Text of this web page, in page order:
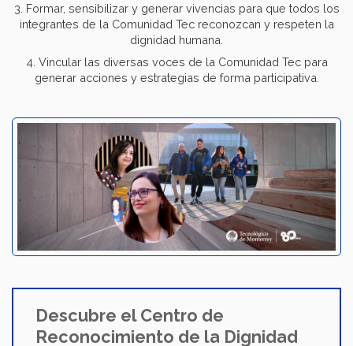
3. Formar, sensibilizar y generar vivencias para que todos los
integrantes de la Comunidad Tec reconozcan y respeten la
dignidad humana.
4. Vincular las diversas voces de la Comunidad Tec para
generar acciones y estrategias de forma participativa.
Descubre el Centro de
Reconocimiento de la Dignidad